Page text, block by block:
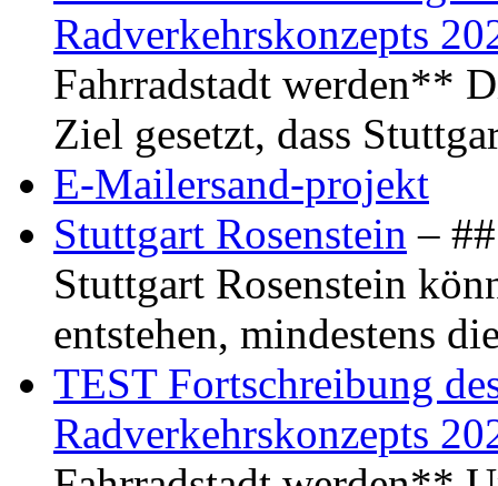
Radverkehrskonzepts
Fahrradstadt werden**
Ziel gesetzt, dass
E-Mailersand-projekt
Stuttgart Rosenstein –
Stuttgart Rosenstein
entstehen, mindestens
TEST Fortschreibung
Radverkehrskonzepts